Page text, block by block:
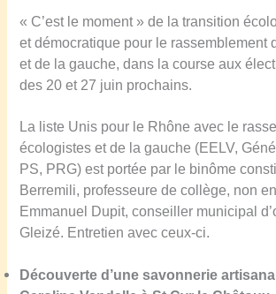
« C’est le moment » de la transition
et démocratique pour le rassemblement
et de la gauche, dans la course aux
des 20 et 27 juin prochains.
La liste Unis pour le Rhône avec le
écologistes et de la gauche (EELV,
PS, PRG) est portée par le binôme
Berremili, professeure de collège, non
Emmanuel Dupit, conseiller municipal
Gleizé. Entretien avec ceux-ci.
Découverte d’une savonnerie